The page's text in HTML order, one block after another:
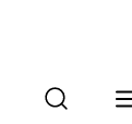
Procurar